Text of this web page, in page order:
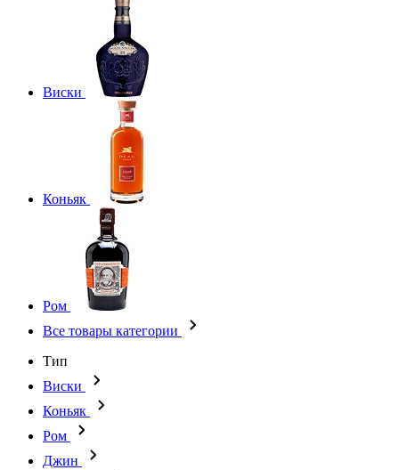
Виски
Коньяк
Ром
Все товары категории
Тип
Виски
Коньяк
Ром
Джин